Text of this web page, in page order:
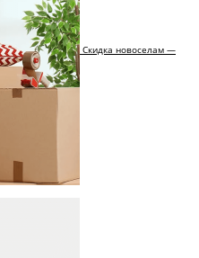
Скидка новоселам —